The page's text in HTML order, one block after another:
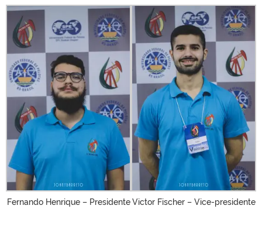
Fernando Henrique – PresidenteVictor Fischer – Vice-presidente